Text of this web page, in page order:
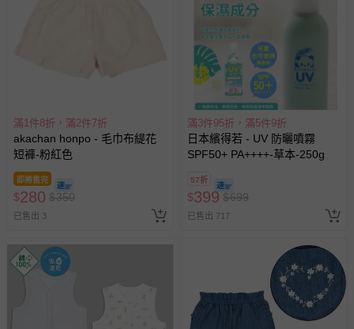
滿1件8折，滿2件7折
akachan honpo - 毛巾布緹花
短褲-粉紅色
即將售完
$280 $350
已售出 3
滿3件95折，滿5件9折
日本繽得若 - UV 防曬噴霧
SPF50+ PA++++-草本-250g
57折
$399 $699
已售出 717